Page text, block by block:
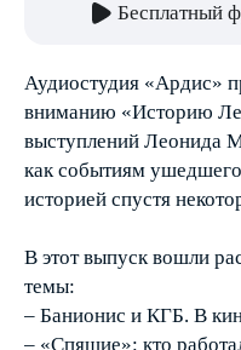
Бесплатный
Аудиостудия «Ардис»
вниманию «Историю
выступлений Леонида
как событиям ушедшего
историей спустя
В этот выпуск вошли
темы:
– Банионис и КГБ. В
– «Спящие»: кто